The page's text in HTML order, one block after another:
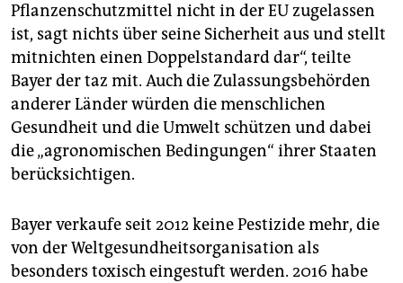
Pflanzenschutzmittel nicht in der EU zugelassen
ist, sagt nichts über seine Sicherheit aus und stellt
mitnichten einen Doppelstandard dar“, teilte
Bayer der taz mit. Auch die Zulassungsbehörden
anderer Länder würden die menschlichen
Gesundheit und die Umwelt schützen und dabei
die „agronomischen Bedingungen“ ihrer Staaten
berücksichtigen.
Bayer verkaufe seit 2012 keine Pestizide mehr, die
von der Weltgesundheitsorganisation als
besonders toxisch eingestuft werden. 2016 habe